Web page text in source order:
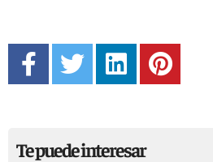
Te puede interesar